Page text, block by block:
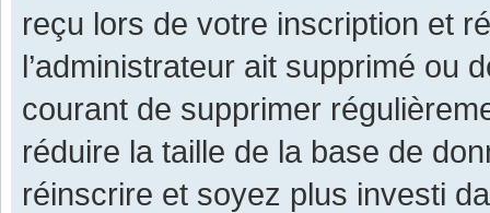
reçu lors de votre inscription et
l’administrateur ait supprimé ou
courant de supprimer
réduire la taille de la base de
réinscrire et soyez plus investi